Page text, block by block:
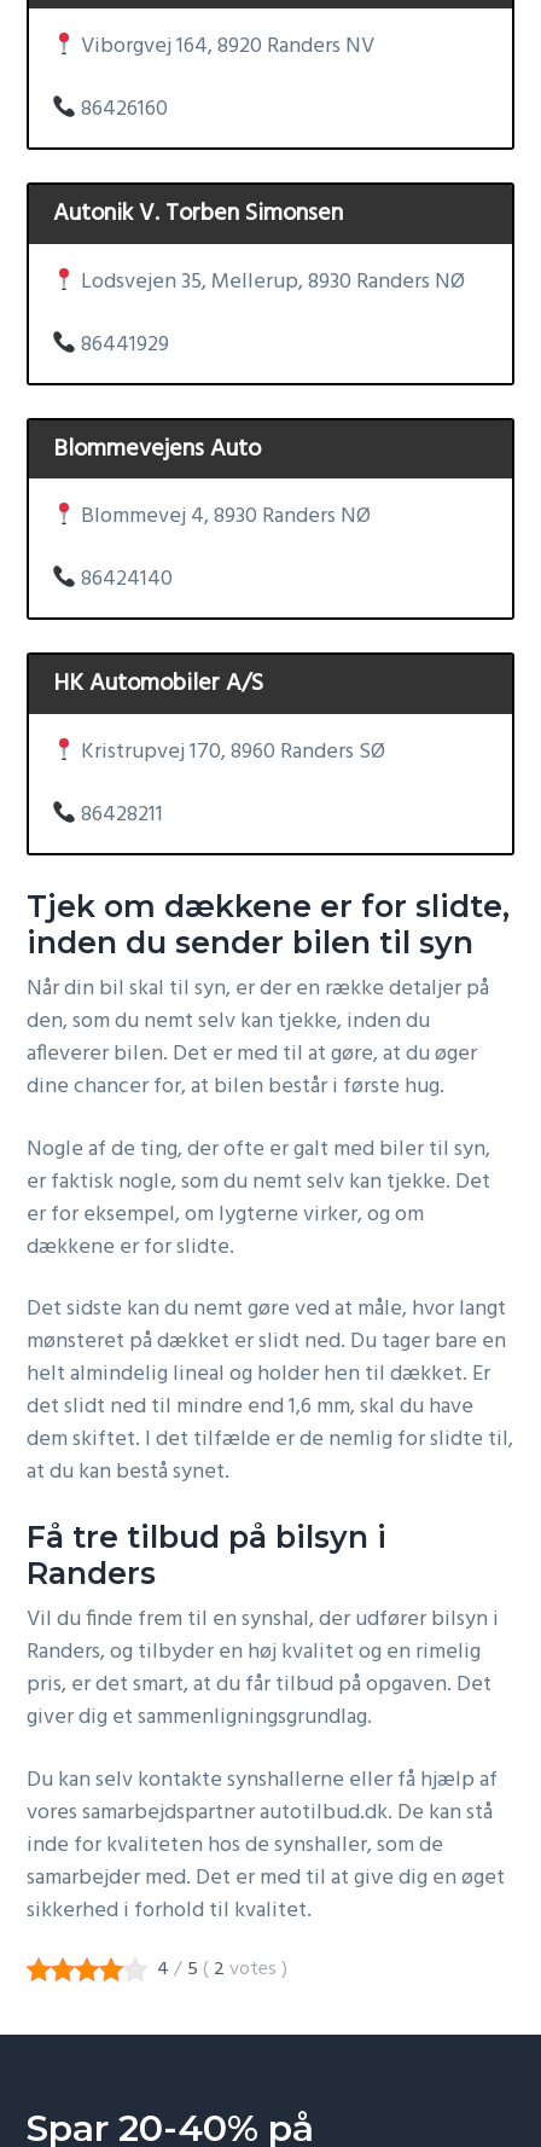
Viborgvej 164, 8920 Randers NV
86426160
Autonik V. Torben Simonsen
Lodsvejen 35, Mellerup, 8930 Randers NØ
86441929
Blommevejens Auto
Blommevej 4, 8930 Randers NØ
86424140
HK Automobiler A/S
Kristrupvej 170, 8960 Randers SØ
86428211
Tjek om dækkene er for slidte,
inden du sender bilen til syn
Når din bil skal til syn, er der en række detaljer på
den, som du nemt selv kan tjekke, inden du
afleverer bilen. Det er med til at gøre, at du øger
dine chancer for, at bilen består i første hug.
Nogle af de ting, der ofte er galt med biler til syn,
er faktisk nogle, som du nemt selv kan tjekke. Det
er for eksempel, om lygterne virker, og om
dækkene er for slidte.
Det sidste kan du nemt gøre ved at måle, hvor langt
mønsteret på dækket er slidt ned. Du tager bare en
helt almindelig lineal og holder hen til dækket. Er
det slidt ned til mindre end 1,6 mm, skal du have
dem skiftet. I det tilfælde er de nemlig for slidte til,
at du kan bestå synet.
Få tre tilbud på bilsyn i
Randers
Vil du finde frem til en synshal, der udfører bilsyn i
Randers, og tilbyder en høj kvalitet og en rimelig
pris, er det smart, at du får tilbud på opgaven. Det
giver dig et sammenligningsgrundlag.
Du kan selv kontakte synshallerne eller få hjælp af
vores samarbejdspartner autotilbud.dk. De kan stå
inde for kvaliteten hos de synshaller, som de
samarbejder med. Det er med til at give dig en øget
sikkerhed i forhold til kvalitet.
4/5 (2votes)
Spar 20-40% på